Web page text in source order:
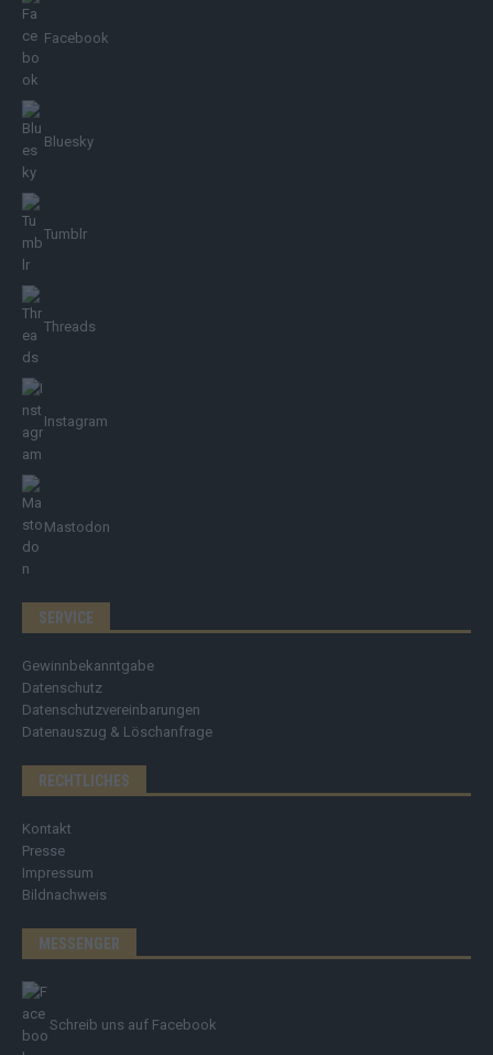
Facebook
Bluesky
Tumblr
Threads
Instagram
Mastodon
SERVICE
Gewinnbekanntgabe
Datenschutz
Datenschutzvereinbarungen
Datenauszug & Löschanfrage
RECHTLICHES
Kontakt
Presse
Impressum
Bildnachweis
MESSENGER
Schreib uns auf Facebook